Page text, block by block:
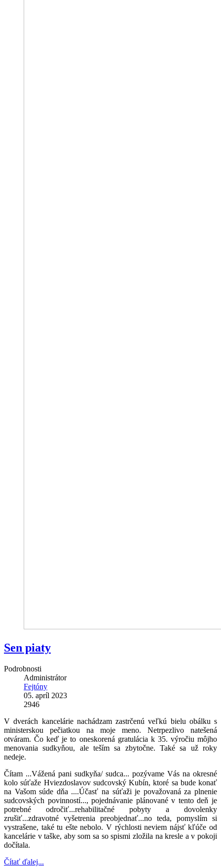
Sen piaty
Podrobnosti
Administrátor
Fejtóny
05. apríl 2023
2946
V dverách kancelárie nachádzam zastrčenú veľkú bielu obálku s
ministerskou pečiatkou na moje meno. Netrpezlivo natešená
otváram. Čo keď je to oneskorená gratulácia k 35. výročiu môjho
menovania sudkyňou, ale teším sa zbytočne. Také sa už roky
nedeje.
Čítam ...Vážená pani sudkyňa/ sudca... pozývame Vás na okresné
kolo súťaže Hviezdoslavov sudcovský Kubín, ktoré sa bude konať
na Vašom súde dňa ....Účasť na súťaži je považovaná za plnenie
sudcovských povinností..., pojednávanie plánované v tento deň je
potrebné odročiť...rehabilitačné pobyty a dovolenky
zrušiť...zdravotné vyšetrenia preobjednať...no teda, pomyslím si
vystrašene, také tu ešte nebolo. V rýchlosti neviem nájsť kľúče od
kancelárie v taške, aby som sa so spismi zložila na kresle a v pokoji
dočítala.
Čítať ďalej...